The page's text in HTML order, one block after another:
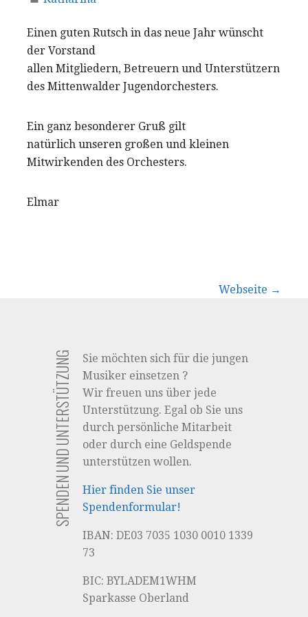
Einen guten Rutsch in das neue Jahr wünscht
der Vorstand
allen Mitgliedern, Betreuern und Unterstützern
des Mittenwalder Jugendorchesters.
Ein ganz besonderer Gruß gilt
natürlich unseren großen und kleinen
Mitwirkenden des Orchesters.
Elmar
Webseite →
SPENDEN UND UNTERSTÜTZUNG
Sie möchten sich für die jungen
Musiker einsetzen ?
Wir freuen uns über jede
Unterstützung. Egal ob Sie uns
durch persönliche Mitarbeit
oder durch eine Geldspende
unterstützen wollen.
Hier finden Sie unser
Spendenformular!
IBAN: DE03 7035 1030 0010 1339
73
BIC: BYLADEM1WHM
Sparkasse Oberland